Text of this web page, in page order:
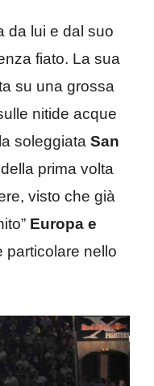
da lui e dal suo
fiato. La sua
su una grossa
nitide acque
soleggiata San
prima volta
visto che già
Europa e
particolare nello